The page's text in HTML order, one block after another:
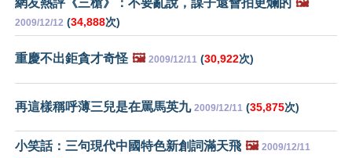
網友熱評《三槍》：不要亂說，謀子還會拍更爛的 🖼️
2009/12/12 (34,888次)
重慶不出鉅貪才奇怪 🖼️ 2009/12/11 (30,922次)
再這樣稱呼薄三兒是在罵馬英九 2009/12/11 (35,875次)
小笑話：三句現代中國特色新創詞滿天飛 🖼️ 2009/12/11